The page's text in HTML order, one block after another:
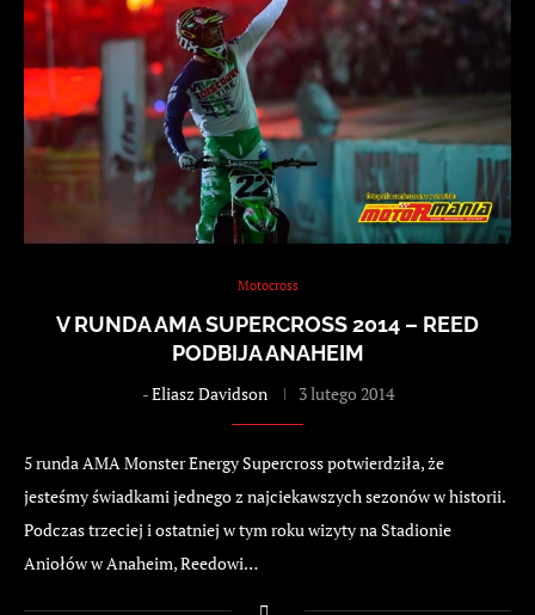
Motocross
V RUNDA AMA SUPERCROSS 2014 – REED
PODBIJA ANAHEIM
-Eliasz Davidson 3 lutego 2014
5 runda AMA Monster Energy Supercross potwierdziła, że
jesteśmy świadkami jednego z najciekawszych sezonów w historii.
Podczas trzeciej i ostatniej w tym roku wizyty na Stadionie
Aniołów w Anaheim, Reedowi…